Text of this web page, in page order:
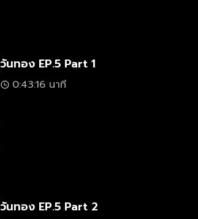
วันทอง EP.5 Part 1
0:43:16 นาที
วันทอง EP.5 Part 2